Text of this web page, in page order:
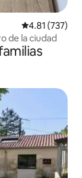
Calificación
4.81 (737)
de la ciudad